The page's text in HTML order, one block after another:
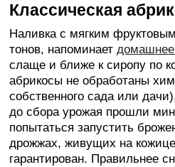
Классическая
Наливка с мягким
тонов, напоминаетдомашнее
слаще и ближе к сиропу по
абрикосы не обработаны
собственного сада или
до сбора урожая прошли
попытаться запустить
дрожжах, живущих на
гарантирован. Правильнее